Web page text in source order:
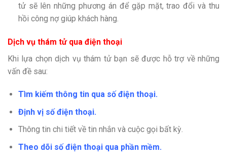
tử sẽ lên những phương án để gặp mặt, trao đổi và thu
hồi công nợ giúp khách hàng.
Dịch vụ thám tử qua điện thoại
Khi lựa chọn dịch vụ thám tử bạn sẽ được hỗ trợ về những
vấn đề sau:
Tìm kiếm thông tin qua số điện thoại.
Định vị số điện thoại.
Thông tin chi tiết về tin nhắn và cuộc gọi bất kỳ.
Theo dõi số điện thoại qua phần mềm.